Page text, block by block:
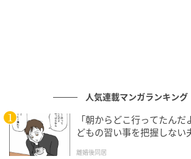
クリエイター情報
ベビーカレンダー
ベビーカレンダーは妊娠・出産・
人気連載マンガランキング
「朝からどこ行ってたん
どもの習い事を把握しない
離婚後同居